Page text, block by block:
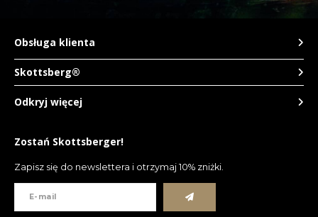
Skottsberg®
Obsługa klienta
Odkryj więcej
Zostań Skottsberger!
Zapisz się do newslettera i otrzymaj 10% zniżki.